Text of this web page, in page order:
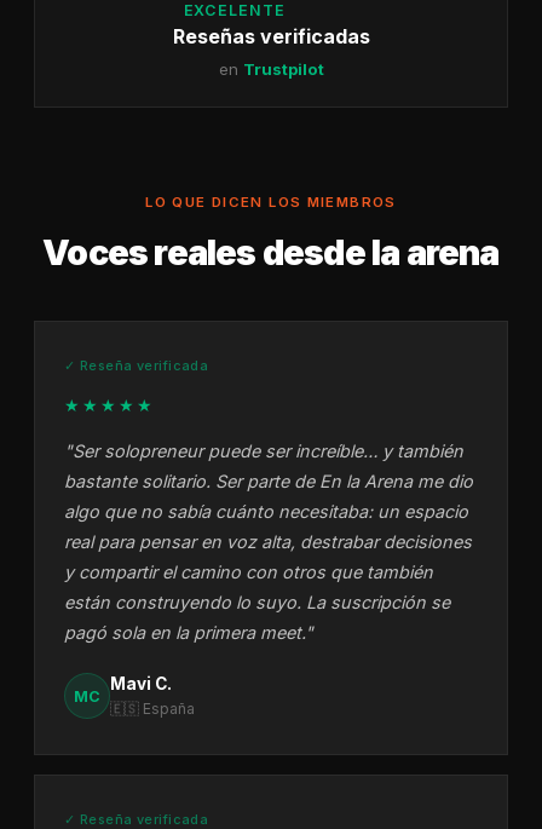
EXCELENTE
Reseñas verificadas
en Trustpilot
LO QUE DICEN LOS MIEMBROS
Voces reales desde la arena
✓ Reseña verificada
★★★★★
"Ser solopreneur puede ser increíble… y también
bastante solitario. Ser parte de En la Arena me dio
algo que no sabía cuánto necesitaba: un espacio
real para pensar en voz alta, destrabar decisiones
y compartir el camino con otros que también
están construyendo lo suyo. La suscripción se
pagó sola en la primera meet."
MC
Mavi C.
🇪🇸 España
✓ Reseña verificada